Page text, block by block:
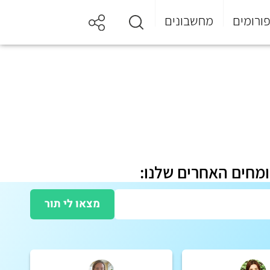
פורומים מחשבונים
האחרים שלנו:
מצאו לי תור